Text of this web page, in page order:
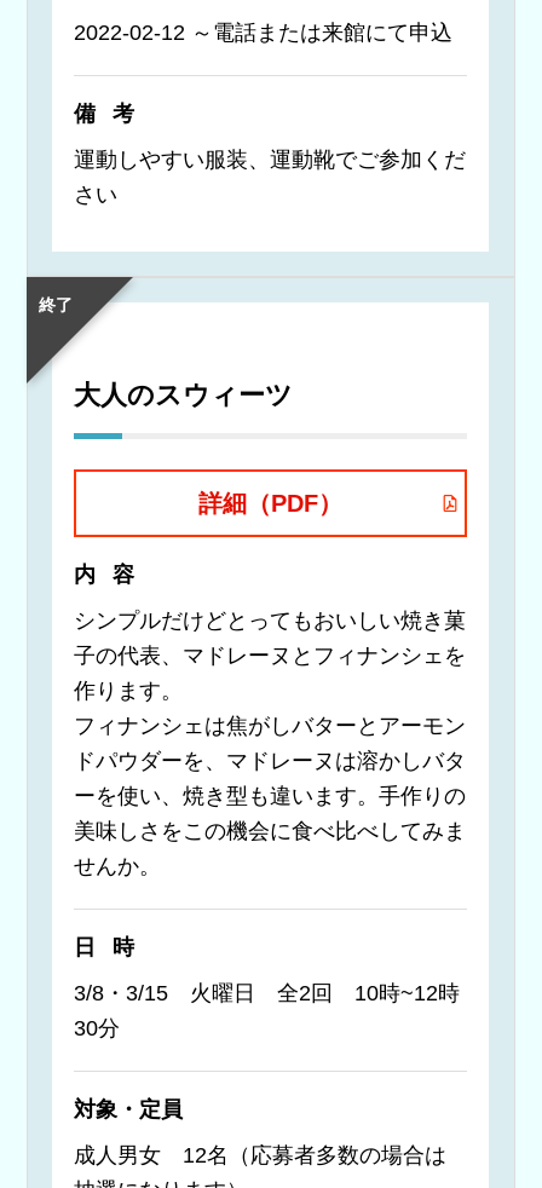
2022-02-12 ～電話または来館にて申込
備考
運動しやすい服装、運動靴でご参加くだ
さい
終了
大人のスウィーツ
詳細（PDF）
内容
シンプルだけどとってもおいしい焼き菓
子の代表、マドレーヌとフィナンシェを
作ります。
フィナンシェは焦がしバターとアーモン
ドパウダーを、マドレーヌは溶かしバタ
ーを使い、焼き型も違います。手作りの
美味しさをこの機会に食べ比べしてみま
せんか。
日時
3/8・3/15 火曜日 全2回 10時~12時
30分
対象・定員
成人男女 12名（応募者多数の場合は